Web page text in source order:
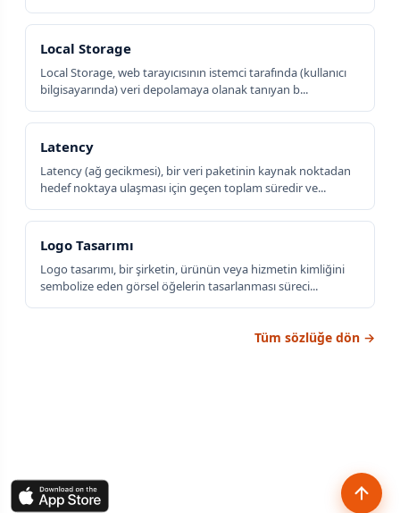
Local Storage
Local Storage, web tarayıcısının istemci tarafında (kullanıcı
bilgisayarında) veri depolamaya olanak tanıyan b...
Latency
Latency (ağ gecikmesi), bir veri paketinin kaynak noktadan
hedef noktaya ulaşması için geçen toplam süredir ve...
Logo Tasarımı
Logo tasarımı, bir şirketin, ürünün veya hizmetin kimliğini
sembolize eden görsel öğelerin tasarlanması süreci...
Tüm sözlüğe dön →